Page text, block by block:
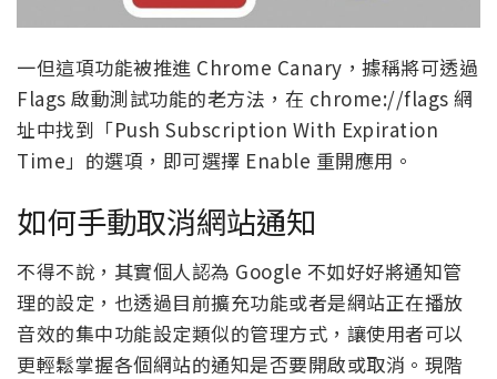
一但這項功能被推進 Chrome Canary，據稱將可透過
Flags 啟動測試功能的老方法，在 chrome://flags 網
址中找到「Push Subscription With Expiration
Time」的選項，即可選擇 Enable 重開應用。
如何手動取消網站通知
不得不說，其實個人認為 Google 不如好好將通知管
理的設定，也透過目前擴充功能或者是網站正在播放
音效的集中功能設定類似的管理方式，讓使用者可以
更輕鬆掌握各個網站的通知是否要開啟或取消。現階